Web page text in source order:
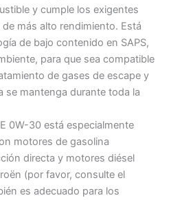
y cumple los exigentes
más alto rendimiento. Está
de bajo contenido en SAPS,
para que sea compatible
de gases de escape y
se mantenga durante toda la
0W-30 está especialmente
motores de gasolina
directa y motores diésel
(por favor, consulte el
es adecuado para los